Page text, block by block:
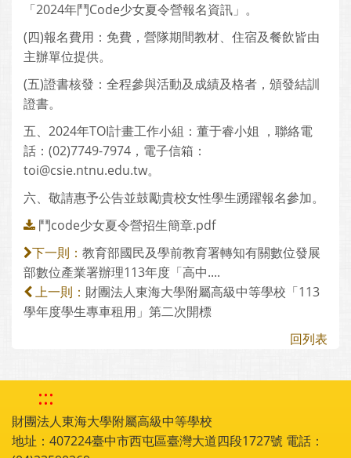
「2024年鬥Code少女夏令營報名資訊」。
(四)報名費用：免費，營隊期間教材、住宿及餐飲皆由
主辦單位提供。
(五)證書核發：全程參與活動及成績及格者，頒發結訓
證書。
五、2024年TOI計畫工作小組：董于睿小姐 ，聯絡電
話：(02)7749-7974，電子信箱：
toi@csie.ntnu.edu.tw。
六、敬請惠予公告並鼓勵貴校女性學生踴躍報名參加。
鬥code少女夏令營招生簡章.pdf
下一則： 教育部國民及學前教育署轉知有關數位發展
部數位產業署辦理113年度「高中....
上一則： 財團法人東海大學附屬高級中等學校「113
學年度學生專車租用」第二次開標
回列表
:::
財團法人東海大學附屬高級中等學校
地址：407224臺中市西屯區臺灣大道四段1727號 電話：